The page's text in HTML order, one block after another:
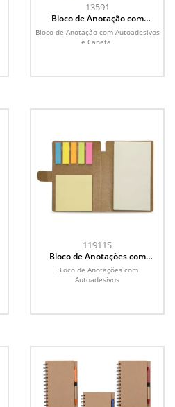
13591
Bloco de Anotação com
Autoadesivos e Caneta
Bloco de Anotação com Autoadesivos
e Caneta.
11911S
Bloco de Anotações com
Autoadesivos
Bloco de Anotações com
Autoadesivos